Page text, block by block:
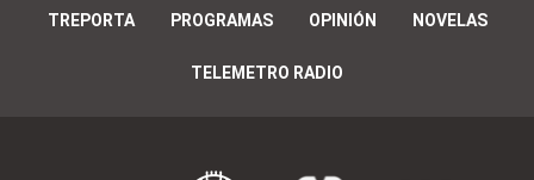
TREPORTA PROGRAMAS OPINIÓN NOVELAS
TELEMETRO RADIO